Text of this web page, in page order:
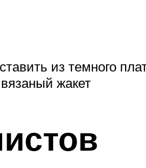
из темного
жакет